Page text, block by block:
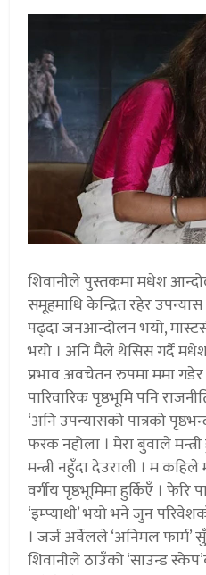
शिवानीले पुस्तकमा मधेश
समूहमाथि केन्द्रित रहेर
पढ्दा जनआन्दोलन भयो,
भयो । अनि मैले थेसिस गर्दै
प्रभाव अवचेतन रुपमा ममा
पारिवारिक पृष्ठभूमि पनि
‘अनि उपन्यासको पात्रको
फरक नहोला । मेरा बुवाले
मन्त्री नहुँदा देउराली । म
वर्गीय पृष्ठभूमिमा हुर्किएँ ।
‘इम्प्याथी’ भयो भने जुन
। जर्ज अर्वेलले ‘अनिमल
शिवानीले ठाउँको ‘साउन्ड